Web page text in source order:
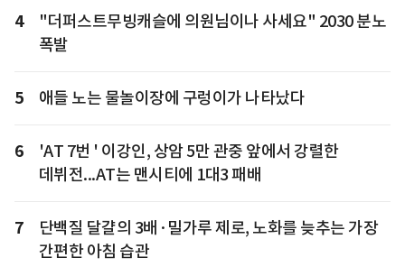
4
"더퍼스트무빙캐슬에 의원님이나 사세요" 2030 분노
폭발
5 애들 노는 물놀이장에 구렁이가 나타났다
6
'AT 7번 ' 이강인, 상암 5만 관중 앞에서 강렬한
데뷔전...AT는 맨시티에 1대3 패배
7
단백질 달걀의 3배·밀가루 제로, 노화를 늦추는 가장
간편한 아침 습관